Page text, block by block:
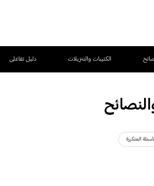
الكتيبات والتنزيلات دليل تفاعلى
المتكررة